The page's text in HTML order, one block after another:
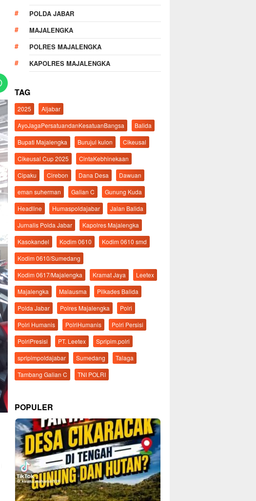
POLDA JABAR
MAJALENGKA
POLRES MAJALENGKA
KAPOLRES MAJALENGKA
TAG
2025
Aljabar
AyoJagaPersatuandanKesatuanBangsa
Balida
Bupati Majalengka
Burujul kulon
Cikeusal
Cikeusal Cup 2025
CintaKebhinekaan
Cipaku
Cirebon Dana Desa
Dawuan
eman suherman
Galian C
Gunung Kuda
Headline
Humaspoldajabar
Jalan Balida
Jurnalis Polda Jabar
Kapolres Majalengka
Kasokandel
Kodim 0610
Kodim 0610 smd
Kodim 0610/Sumedang
Kodim 0617/Majalengka
Kramat Jaya
Leetex
Majalengka
Malausma
Pilkades Balida
Polda Jabar
Polres Majalengka
Polri
Polri Humanis
PolriHumanis
Polri Persisi
PolriPresisi
PT. Leetex
Spripim.polri
spripimpoldajabar
Sumedang
Talaga
Tambang Galian C
TNI POLRI
POPULER